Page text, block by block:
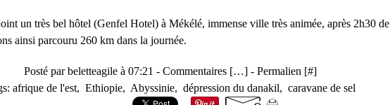
un très bel hôtel (Genfel Hotel) à Mékélé, immense ville très animée, après 2h30 de
ainsi parcouru 260 km dans la journée.
Posté par beletteagile à 07:21 - Commentaires […] - Permalien [#]
afrique de l'est, Ethiopie, Abyssinie, dépression du danakil, caravane de sel